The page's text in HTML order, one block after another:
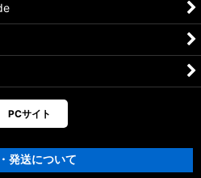
ムパーツ
ュ&リミテッド［VANQUISH］
PCサイト
発送について